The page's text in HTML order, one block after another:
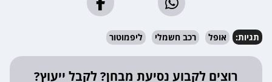
תגיות: אופל רכב חשמלי ליפמוטור
רוצים לקבוע נסיעת מבחן? לקבל ייעוץ?